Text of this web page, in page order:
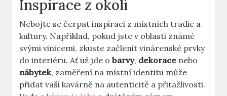
Inspirace z okolí
Nebojte se čerpat inspiraci z místních tradic a
kultury. Například, pokud jste v oblasti známé
svými vinicemi, zkuste začlenit vinárenské prvky
do interiéru. Ať už jde obarvy, dekorace nebo
nábytek, zaměření na místní identitu může
přidat vaší kavárně na autenticitě a přitažlivosti.